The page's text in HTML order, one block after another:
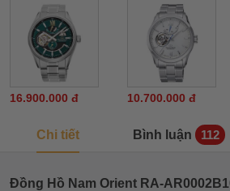
16.900.000 đ 10.700.000 đ
Chi tiết Bình luận 112
Đồng Hồ Nam Orient RA-